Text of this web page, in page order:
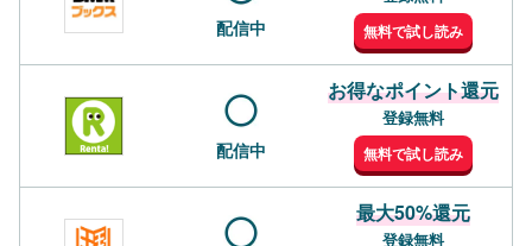
配信中 無料で試し読み
配信中
お得なポイント還元
登録無料
無料で試し読み
最大50%還元
登録無料